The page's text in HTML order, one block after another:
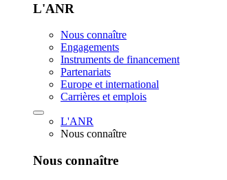
L'ANR
Nous connaître
Engagements
Instruments de financement
Partenariats
Europe et international
Carrières et emplois
L'ANR
Nous connaître
Nous connaître